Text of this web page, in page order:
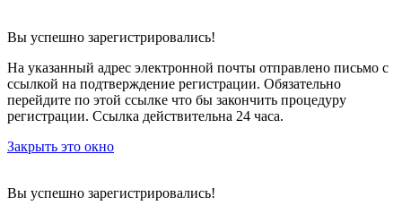
Вы успешно зарегистрировались!
На указанный адрес электронной почты отправлено письмо с
ссылкой на подтверждение регистрации. Обязательно
перейдите по этой ссылке что бы закончить процедуру
регистрации. Ссылка действительна 24 часа.
Закрыть это окно
Вы успешно зарегистрировались!